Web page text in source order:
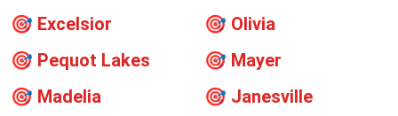
🎯 Excelsior 🎯 Olivia
🎯 Pequot Lakes 🎯 Mayer
🎯 Madelia 🎯 Janesville